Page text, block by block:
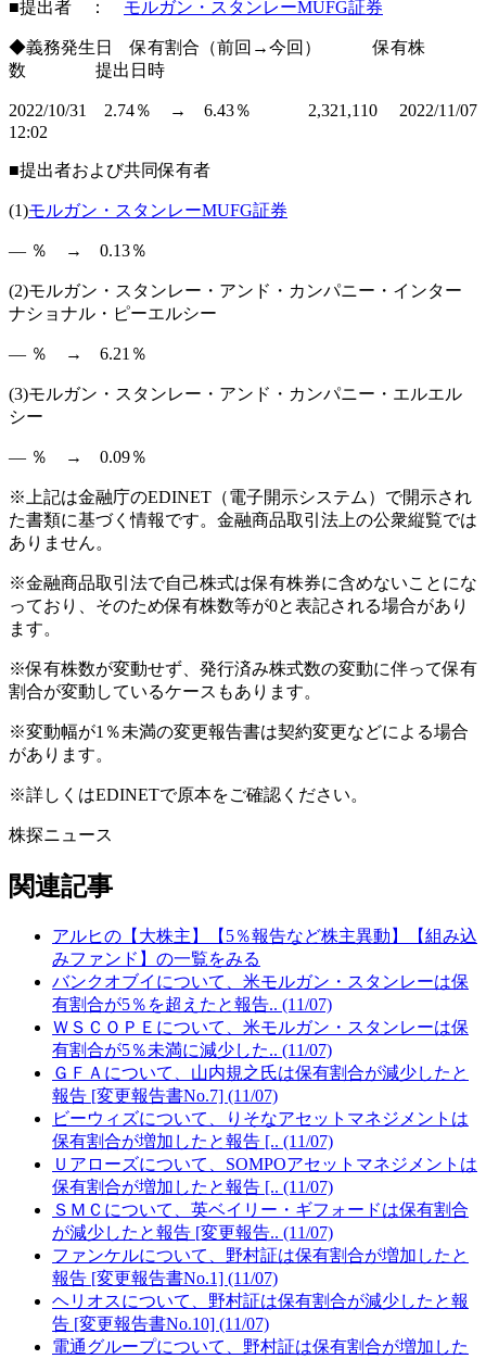
■提出者 ： モルガン・スタンレーMUFG証券
◆義務発生日 保有割合（前回→今回） 保有株
数 提出日時
2022/10/31 2.74％ → 6.43％ 2,321,110 2022/11/07
12:02
■提出者および共同保有者
(1)モルガン・スタンレーMUFG証券
― ％ → 0.13％
(2)モルガン・スタンレー・アンド・カンパニー・インター
ナショナル・ピーエルシー
― ％ → 6.21％
(3)モルガン・スタンレー・アンド・カンパニー・エルエル
シー
― ％ → 0.09％
※上記は金融庁のEDINET（電子開示システム）で開示され
た書類に基づく情報です。金融商品取引法上の公衆縦覧では
ありません。
※金融商品取引法で自己株式は保有株券に含めないことにな
っており、そのため保有株数等が0と表記される場合があり
ます。
※保有株数が変動せず、発行済み株式数の変動に伴って保有
割合が変動しているケースもあります。
※変動幅が1％未満の変更報告書は契約変更などによる場合
があります。
※詳しくはEDINETで原本をご確認ください。
株探ニュース
関連記事
アルヒの【大株主】【5％報告など株主異動】【組み込
みファンド】の一覧をみる
バンクオブイについて、米モルガン・スタンレーは保
有割合が5％を超えたと報告.. (11/07)
ＷＳＣＯＰＥについて、米モルガン・スタンレーは保
有割合が5％未満に減少した.. (11/07)
ＧＦＡについて、山内規之氏は保有割合が減少したと
報告 [変更報告書No.7] (11/07)
ビーウィズについて、りそなアセットマネジメントは
保有割合が増加したと報告 [.. (11/07)
Ｕアローズについて、SOMPOアセットマネジメントは
保有割合が増加したと報告 [.. (11/07)
ＳＭＣについて、英ベイリー・ギフォードは保有割合
が減少したと報告 [変更報告.. (11/07)
ファンケルについて、野村証は保有割合が増加したと
報告 [変更報告書No.1] (11/07)
ヘリオスについて、野村証は保有割合が減少したと報
告 [変更報告書No.10] (11/07)
電通グループについて、野村証は保有割合が増加した